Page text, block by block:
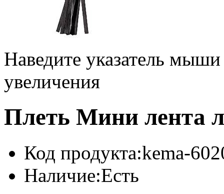
Наведите указатель
увеличения
Плеть Мини лента
Код продукта:kema-
Наличие:Есть